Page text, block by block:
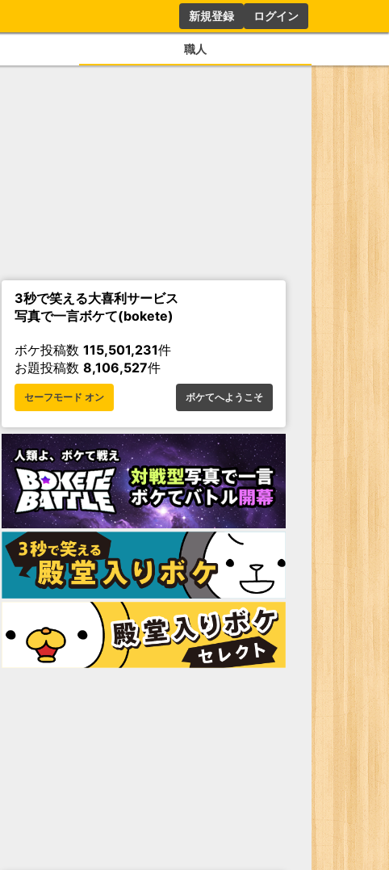
新規登録 ログイン
職人
3秒で笑える大喜利サービス
写真で一言ボケて(bokete)
ボケ投稿数 115,501,231件
お題投稿数 8,106,527件
セーフモード オン ボケてへようこそ